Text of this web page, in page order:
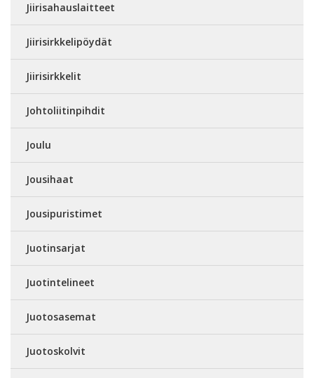
Jiirisahauslaitteet
Jiirisirkkelipöydät
Jiirisirkkelit
Johtoliitinpihdit
Joulu
Jousihaat
Jousipuristimet
Juotinsarjat
Juotintelineet
Juotosasemat
Juotoskolvit